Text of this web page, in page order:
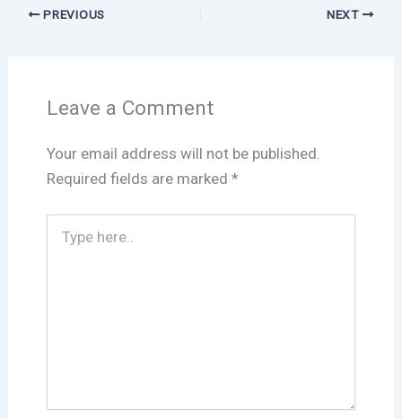
PREVIOUS NEXT
Leave a Comment
Your email address will not be published.
Required fields are marked *
here..